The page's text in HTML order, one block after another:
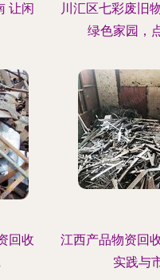
让闲
川汇区七彩废旧
绿色家园，
回收
江西产品物资回
实践与